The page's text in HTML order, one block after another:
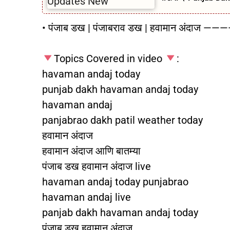
• पंजाब डख | पंजाबराव डख | हवामान
Topics Covered in video
:
havaman andaj today
punjab dakh havaman andaj today
havaman andaj
panjabrao dakh patil weather today
हवामान अंदाज
हवामान अंदाज आणि बातम्या
पंजाब डख हवामान अंदाज live
havaman andaj today punjabrao
havaman andaj live
panjab dakh havaman andaj today